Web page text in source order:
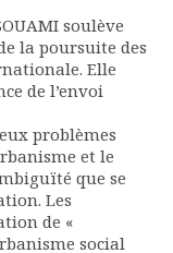
soulève
la poursuite des
Elle
de l’envoi
problèmes
et le
que se
Les
de «
social